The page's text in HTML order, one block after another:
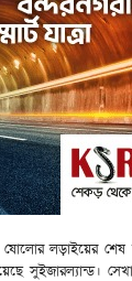
লড়াইয়ের শেষ
সুইজারল্যান্ড।